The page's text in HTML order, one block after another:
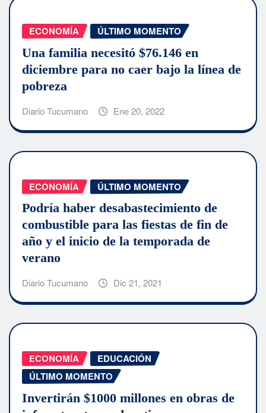
ECONOMÍA ÚLTIMO MOMENTO
Una familia necesitó $76.146 en
diciembre para no caer bajo la línea de
pobreza
Diario Tucumano Ene 20, 2022
ECONOMÍA ÚLTIMO MOMENTO
Podría haber desabastecimiento de
combustible para las fiestas de fin de
año y el inicio de la temporada de
verano
Diario Tucumano Dic 21, 2021
ECONOMÍA
EDUCACIÓN
ÚLTIMO MOMENTO
Invertirán $1000 millones en obras de